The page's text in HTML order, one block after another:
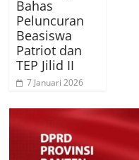
Bahas
Peluncuran
Beasiswa
Patriot dan
TEP Jilid II
7 Januari 2026